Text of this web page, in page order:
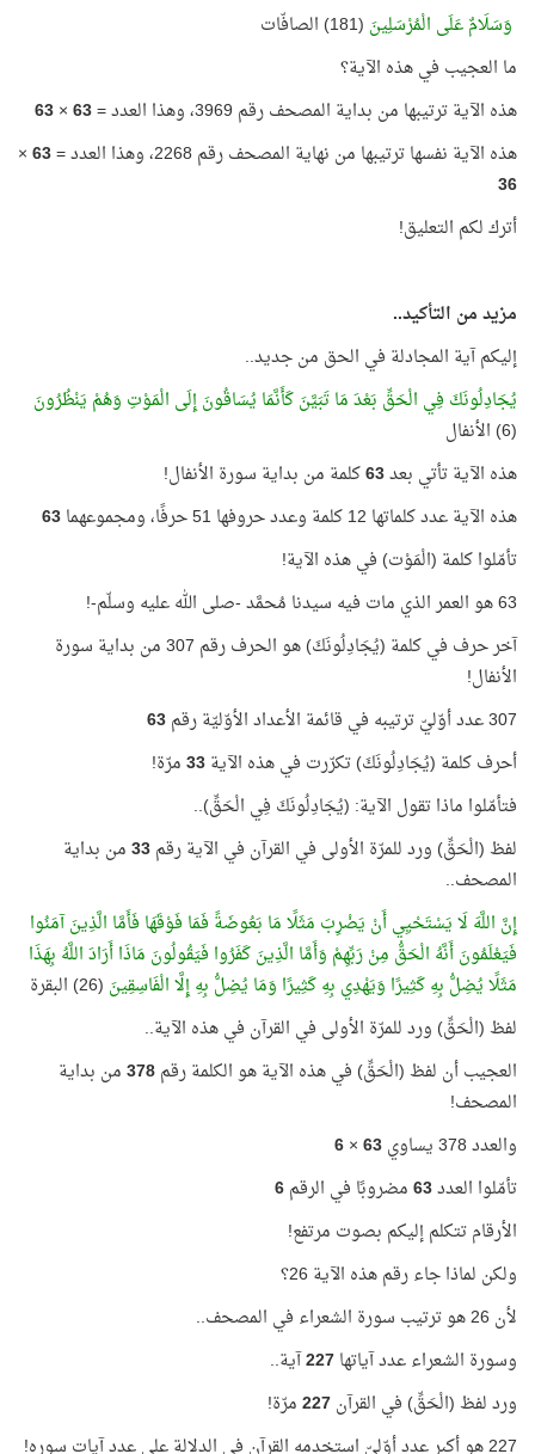
وَسَلَامٌ عَلَى الْمُرْسَلِينَ (181) الصافّات
ما العجيب في هذه الآية؟
هذه الآية ترتيبها من بداية المصحف رقم 3969، وهذا العدد =
63
×
63
هذه الآية نفسها ترتيبها من نهاية المصحف رقم 2268، وهذا العدد =
63
×
36
أترك لكم التعليق!
مزيد من التأكيد..
إليكم آية المجادلة في الحق من جديد..
يُجَادِلُونَكَ فِي الْحَقِّ بَعْدَ مَا تَبَيَّنَ كَأَنَّمَا يُسَاقُونَ إِلَى الْمَوْتِ وَهُمْ يَنْظُرُونَ
(6) الأنفال
هذه الآية تأتي بعد63كلمة من بداية سورة الأنفال!
هذه الآية عدد كلماتها 12 كلمة وعدد حروفها 51 حرفًا، ومجموعهما
63
تأمّلوا كلمة (الْمَوْت) في هذه الآية!
63 هو العمر الذي مات فيه سيدنا مُحمَّد -صلى الله عليه وسلّم-!
آخر حرف في كلمة (يُجَادِلُونَكَ) هو الحرف رقم 307 من بداية سورة
الأنفال!
307 عدد أوّليّ ترتيبه في قائمة الأعداد الأوّليّة رقم
63
أحرف كلمة (يُجَادِلُونَكَ) تكرّرت في هذه الآية33مرّة!
فتأمّلوا ماذا تقول الآية: (يُجَادِلُونَكَ فِي الْحَقِّ)..
لفظ (الْحَقِّ) ورد للمرّة الأولى في القرآن في الآية رقم33من بداية
المصحف..
إِنَّ اللَّهَ لَا يَسْتَحْيِي أَنْ يَضْرِبَ مَثَلًا مَا بَعُوضَةً فَمَا فَوْقَهَا فَأَمَّا الَّذِينَ آمَنُوا
فَيَعْلَمُونَ أَنَّهُ الْحَقُّ مِنْ رَبِّهِمْ وَأَمَّا الَّذِينَ كَفَرُوا فَيَقُولُونَ مَاذَا أَرَادَ اللَّهُ بِهَذَا
مَثَلًا يُضِلُّ بِهِ كَثِيرًا وَيَهْدِي بِهِ كَثِيرًا وَمَا يُضِلُّ بِهِ إِلَّا الْفَاسِقِينَ (26) البقرة
لفظ (الْحَقِّ) ورد للمرّة الأولى في القرآن في هذه الآية..
العجيب أن لفظ (الْحَقِّ) في هذه الآية هو الكلمة رقم378من بداية
المصحف!
والعدد 378 يساوي
63
×
6
تأمّلوا العدد63مضروبًا في الرقم6
الأرقام تتكلم إليكم بصوت مرتفع!
ولكن لماذا جاء رقم هذه الآية 26؟
لأن 26 هو ترتيب سورة الشعراء في المصحف..
وسورة الشعراء عدد آياتها227آية..
ورد لفظ (الْحَقِّ) في القرآن227مرّة!
227 هو أكبر عدد أوّليّ استخدمه القرآن في الدلالة على عدد آيات سوره!